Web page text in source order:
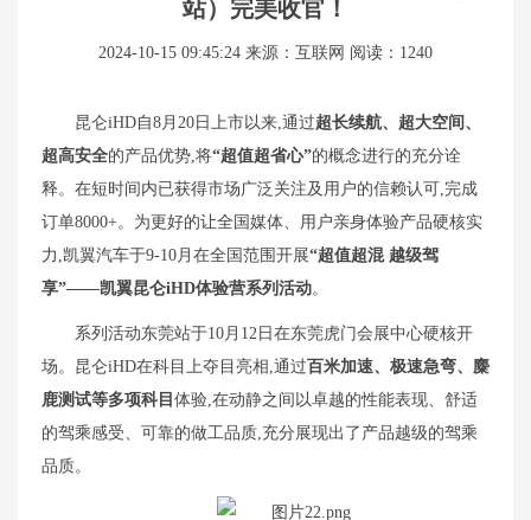
站）完美收官！
2024-10-15 09:45:24 来源：互联网 阅读：1240
昆仑iHD自8月20日上市以来,通过超长续航、超大空间、
超高安全的产品优势,将“超值超省心”的概念进行的充分诠
释。在短时间内已获得市场广泛关注及用户的信赖认可,完成
订单8000+。为更好的让全国媒体、用户亲身体验产品硬核实
力,凯翼汽车于9-10月在全国范围开展“超值超混 越级驾
享”——凯翼昆仑iHD体验营系列活动。
系列活动东莞站于10月12日在东莞虎门会展中心硬核开
场。昆仑iHD在科目上夺目亮相,通过百米加速、极速急弯、麋
鹿测试等多项科目 体验,在动静之间以卓越的性能表现、舒适
的驾乘感受、可靠的做工品质,充分展现出了产品越级的驾乘
品质。